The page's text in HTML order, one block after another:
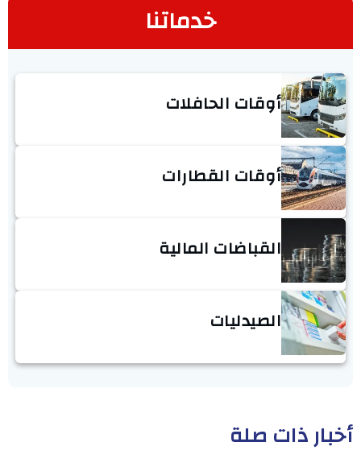
خدماتنا
أوقات الحافلات
أوقات القطارات
القباضات المالية
الصيدليات
أخبار ذات صلة